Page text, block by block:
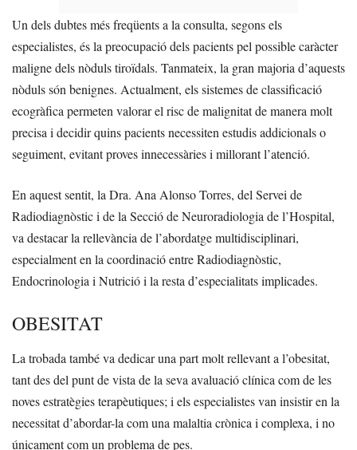
Un dels dubtes més freqüents a la consulta, segons els
especialistes, és la preocupació dels pacients pel possible caràcter
maligne dels nòduls tiroïdals. Tanmateix, la gran majoria d’aquests
nòduls són benignes. Actualment, els sistemes de classificació
ecogràfica permeten valorar el risc de malignitat de manera molt
precisa i decidir quins pacients necessiten estudis addicionals o
seguiment, evitant proves innecessàries i millorant l’atenció.
En aquest sentit, la Dra. Ana Alonso Torres, del Servei de
Radiodiagnòstic i de la Secció de Neuroradiologia de l’Hospital,
va destacar la rellevància de l’abordatge multidisciplinari,
especialment en la coordinació entre Radiodiagnòstic,
Endocrinologia i Nutrició i la resta d’especialitats implicades.
OBESITAT
La trobada també va dedicar una part molt rellevant a l’obesitat,
tant des del punt de vista de la seva avaluació clínica com de les
noves estratègies terapèutiques; i els especialistes van insistir en la
necessitat d’abordar-la com una malaltia crònica i complexa, i no
únicament com un problema de pes.